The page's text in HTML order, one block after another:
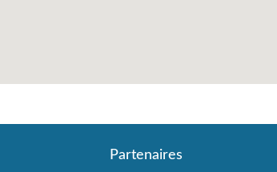
Partenaires